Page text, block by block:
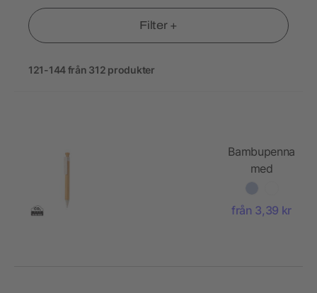
Filter +
121-144 från 312 produkter
Bambupenna
med
vetestråclip
från 3,39 kr